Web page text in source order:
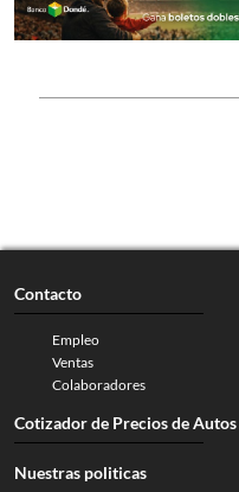
Contacto
Empleo
Ventas
Colaboradores
Cotizador de Precios de Autos
Nuestras politicas